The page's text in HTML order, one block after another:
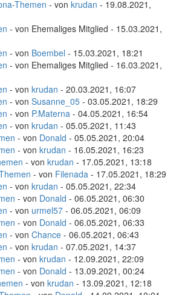
Themen - von krudan - 19.08.2021,
- von Ehemaliges Mitglied - 15.03.2021,
- von Boembel - 15.03.2021, 18:21
- von Ehemaliges Mitglied - 16.03.2021,
- von krudan - 20.03.2021, 16:07
- von Susanne_05 - 03.05.2021, 18:29
- von P.Materna - 04.05.2021, 16:54
- von krudan - 05.05.2021, 11:43
- von Donald - 05.05.2021, 20:04
- von krudan - 16.05.2021, 16:23
- von krudan - 17.05.2021, 13:18
- von Filenada - 17.05.2021, 18:29
- von krudan - 05.05.2021, 22:34
- von Donald - 06.05.2021, 06:30
- von urmel57 - 06.05.2021, 06:09
- von Donald - 06.05.2021, 06:33
- von Chance - 06.05.2021, 06:43
- von krudan - 07.05.2021, 14:37
- von krudan - 12.09.2021, 22:09
- von Donald - 13.09.2021, 00:24
- von krudan - 13.09.2021, 12:18